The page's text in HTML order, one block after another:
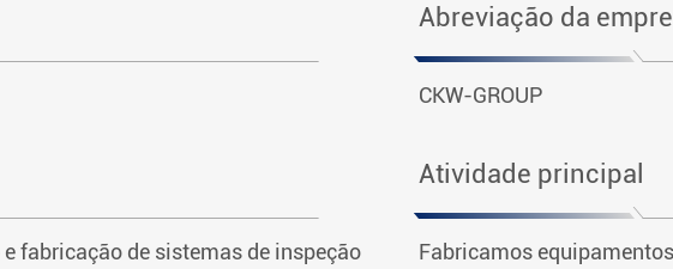
Abreviação da
CKW-GROUP
fabricação de sistemas de inspeção
Atividade principal
Fabricamos